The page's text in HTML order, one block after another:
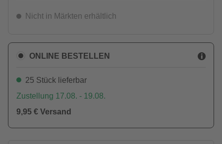
Nicht in Märkten erhältlich
ONLINE BESTELLEN
25 Stück lieferbar
Zustellung 17.08. - 19.08.
9,95 € Versand